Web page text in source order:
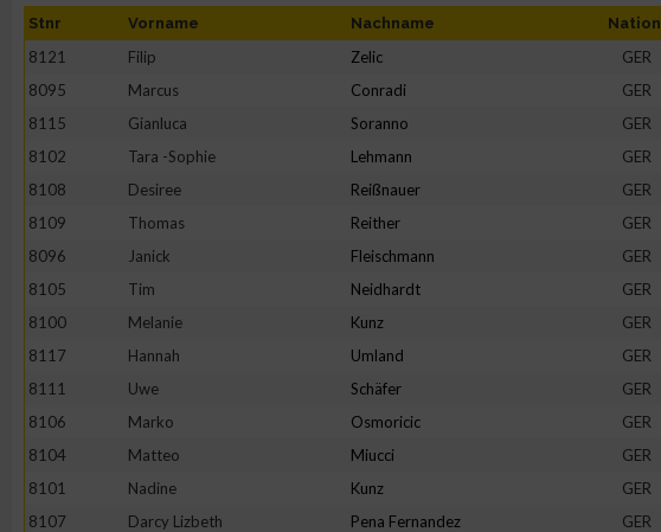
Stnr Vorname Nachname Nation
8121 Filip Zelic GER
8095
Marcus Conradi GER
8115
Gianluca Soranno GER
8102
Tara -Sophie Lehmann GER
8108
Desiree Reißnauer GER
8109
Thomas Reither GER
8096
Janick Fleischmann GER
8105
Tim Neidhardt GER
8100
Melanie Kunz GER
8117
Hannah Umland GER
8111
Uwe Schäfer GER
8106
Marko Osmoricic GER
8104
Matteo Miucci GER
8101
Nadine Kunz GER
8107
Darcy Lizbeth Pena Fernandez GER